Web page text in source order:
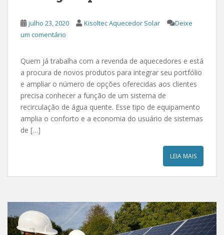
julho 23, 2020 Kisoltec Aquecedor Solar
Deixe
um comentário
Quem já trabalha com a revenda de aquecedores e está
a procura de novos produtos para integrar seu portfólio
e ampliar o número de opções oferecidas aos clientes
precisa conhecer a função de um sistema de
recirculação de água quente. Esse tipo de equipamento
amplia o conforto e a economia do usuário de sistemas
de […]
LEIA MAIS